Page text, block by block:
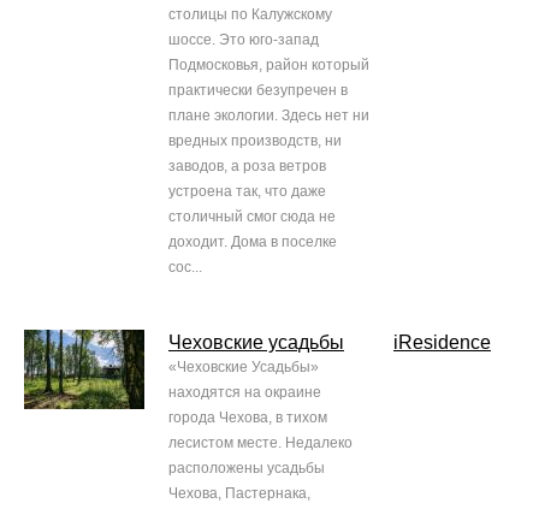
столицы по Калужскому
шоссе. Это юго-запад
Подмосковья, район который
практически безупречен в
плане экологии. Здесь нет ни
вредных производств, ни
заводов, а роза ветров
устроена так, что даже
столичный смог сюда не
доходит. Дома в поселке
сос...
Чеховские усадьбы
«Чеховские Усадьбы»
находятся на окраине
города Чехова, в тихом
лесистом месте. Недалеко
расположены усадьбы
Чехова, Пастернака,
iResidence